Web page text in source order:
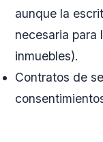
aunque la
necesaria para
inmuebles).
Contratos de